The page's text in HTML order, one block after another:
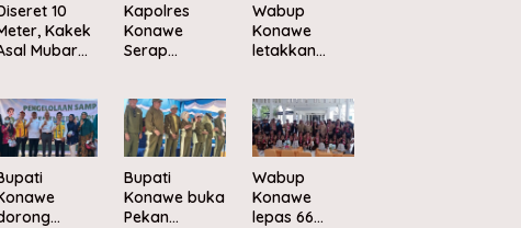
10
Kakek
Mubar
Buaya
Kapolres
Konawe
Serap
Melalui Safari
Kamtibmas
Mepokoaso
Wabup
Konawe
letakkan
Kampung
Nelayan
Merah Putih
di Muara
Sampara
Bupati
Konawe buka
Pekan
Wabup
Konawe
lepas 66